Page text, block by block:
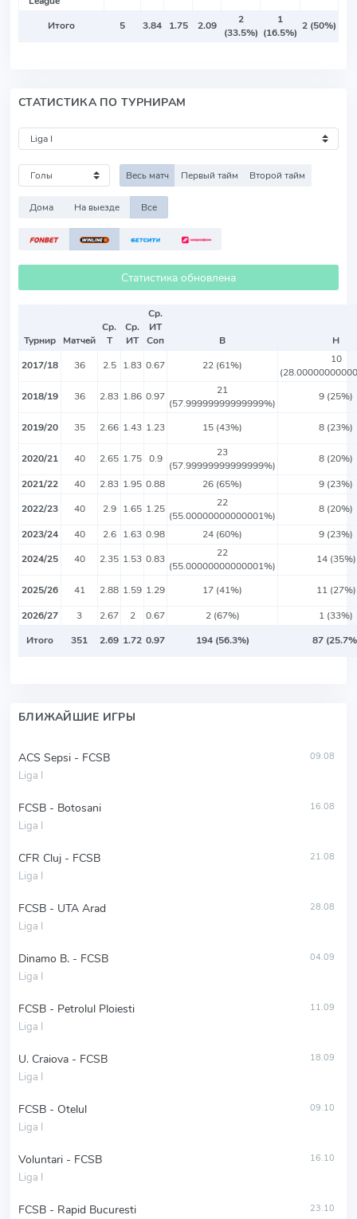
Итого 5 3.84 1.75 2.09
2
(33.5%)
1
(16.5%)
2 (50%)
СТАТИСТИКА ПО ТУРНИРАМ
Весь матч Первый тайм Второй тайм
Дома На выезде Все
Статистика обновлена
Турнир Матчей
Ср.
Т
Ср.
ИТ
Ср.
ИТ
Соп
В
Н
2017/18
36 2.5 1.83 0.67 22 (61%)
10
2018/19
36 2.83 1.86 0.97
21
(57.99999999999999%)
9 (25%)
2019/20 35 2.66 1.43 1.23 15 (43%) 8 (23%)
2020/21 40 2.65 1.75 0.9
23
(57.99999999999999%)
8 (20%)
2021/22
40 2.83 1.95 0.88 26 (65%)
9 (23%)
2022/23
40 2.9 1.65 1.25
22
(55.00000000000001%)
8 (20%)
2023/24
40 2.6 1.63 0.98 24 (60%)
9 (23%)
2024/25
40 2.35 1.53 0.83
22
(55.00000000000001%)
14 (35%)
2025/26 41 2.88 1.59 1.29 17 (41%)
11 (27%)
2026/27
3 2.67 2 0.67 2 (67%)
1 (33%)
Итого
351 2.69 1.72 0.97 194 (56.3%) 87
БЛИЖАЙШИЕ ИГРЫ
ACS Sepsi - FCSB
Liga I
09.08
FCSB - Botosani
Liga I
16.08
CFR Cluj - FCSB
Liga I
21.08
FCSB - UTA Arad
Liga I
28.08
Dinamo B. - FCSB
Liga I
04.09
FCSB - Petrolul Ploiesti
Liga I
11.09
U. Craiova - FCSB
Liga I
18.09
FCSB - Otelul
Liga I
09.10
Voluntari - FCSB
Liga I
16.10
FCSB - Rapid Bucuresti 23.10